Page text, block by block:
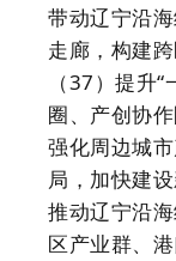
带动辽宁沿
走廊，构建
（37）提升
圈、产创协
强化周边城
局，加快建
推动辽宁沿
区产业群、